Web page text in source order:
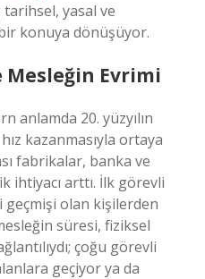
yasal ve
konuya dönüşüyor.
Mesleğin Evrimi
anlamda 20. yüzyılın
kazanmasıyla ortaya
fabrikalar, banka ve
ihtiyacı arttı. İlk görevli
geçmişi olan kişilerden
süresi, fiziksel
çoğu görevli
geçiyor ya da